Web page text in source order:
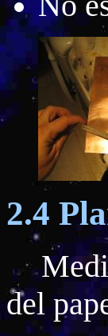
2.4
del